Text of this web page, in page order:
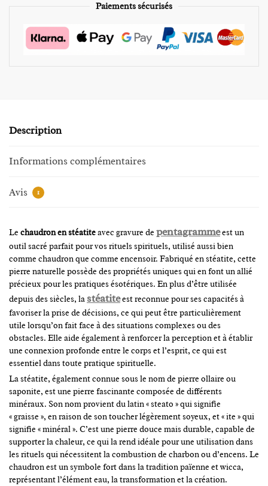
Paiements sécurisés
Description
Informations complémentaires
Avis 1
Le chaudron en stéatiteavec gravure de pentagrammeest un
outil sacré parfait pour vos rituels spirituels, utilisé aussi bien
comme chaudron que comme encensoir. Fabriqué en stéatite, cette
pierre naturelle possède des propriétés uniques qui en font un allié
précieux pour les pratiques ésotériques. En plus d’être utilisée
depuis des siècles, la stéatiteest reconnue pour ses capacités à
favoriser la prise de décisions, ce qui peut être particulièrement
utile lorsqu’on fait face à des situations complexes ou des
obstacles. Elle aide également à renforcer la perception et à établir
une connexion profonde entre le corps et l’esprit, ce qui est
essentiel dans toute pratique spirituelle.
La stéatite, également connue sous le nom de pierre ollaire ou
saponite, est une pierre fascinante composée de différents
minéraux. Son nom provient du latin « steato » qui signifie
« graisse », en raison de son toucher légèrement soyeux, et « ite » qui
signifie « minéral ». C’est une pierre douce mais durable, capable de
supporter la chaleur, ce qui la rend idéale pour une utilisation dans
les rituels qui nécessitent la combustion de charbon ou d’encens. Le
chaudron est un symbole fort dans la tradition païenne et wicca,
représentant l’élément eau, la transformation et la création.